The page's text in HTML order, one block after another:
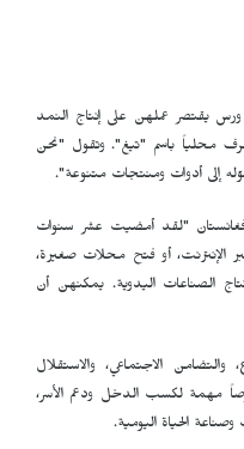
يقتصر عملهن على إنتاج النمد
محلياً باسم "تيغ". وتقول "نحن
إلى أدوات ومنتجات متنوعة".
"لقد أمضيت عشر سنوات
الإنترنت، أو فتح محلات صغيرة،
الصناعات اليدوية. يمكنهن أن
الاجتماعي، والاستقلال
مهمة لكسب الدخل ودعم الأسر،
الحياة اليومية.